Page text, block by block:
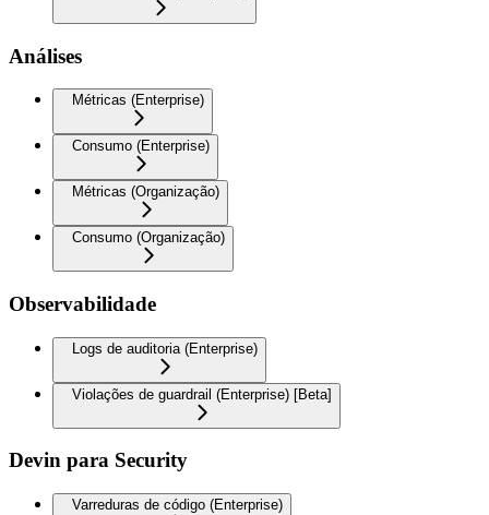
Análises
Métricas (Enterprise)
Consumo (Enterprise)
Métricas (Organização)
Consumo (Organização)
Observabilidade
Logs de auditoria (Enterprise)
Violações de guardrail (Enterprise) [Beta]
Devin para Security
Varreduras de código (Enterprise)